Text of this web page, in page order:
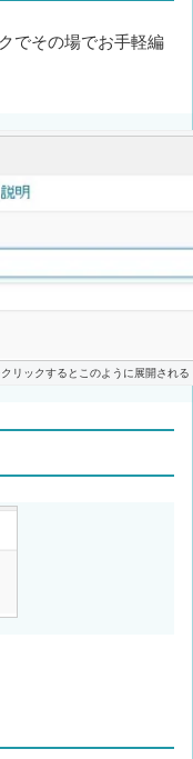
でその場でお手軽編
リックするとこのように展開される